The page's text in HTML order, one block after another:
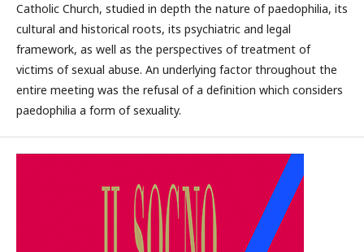
Catholic Church, studied in depth the nature of paedophilia, its
cultural and historical roots, its psychiatric and legal
framework, as well as the perspectives of treatment of
victims of sexual abuse. An underlying factor throughout the
entire meeting was the refusal of a definition which considers
paedophilia a form of sexuality.